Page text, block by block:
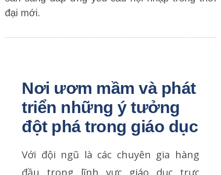
đại mới.
Nơi ươm mầm và phát
triển những ý tưởng
đột phá trong giáo dục
Với đội ngũ là các chuyên gia hàng